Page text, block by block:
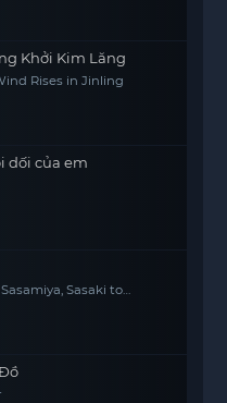
Khởi Kim Lăng
Rises in Jinling
dối của em
Sasaki to